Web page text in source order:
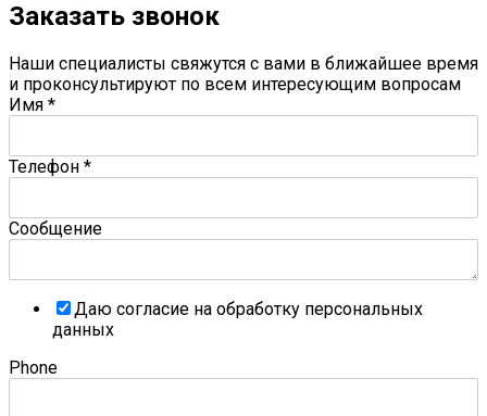
Заказать звонок
Наши специалисты свяжутся с вами в ближайшее время
и проконсультируют по всем интересующим вопросам
Имя *
Телефон *
Сообщение
Даю согласие на обработку персональных
данных
Phone